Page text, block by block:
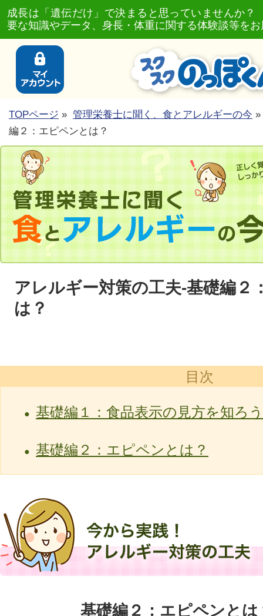
成長は「遺伝だけ」で決まると思っていませんか
要な知識やデータ、身長・体重に関する体験談等を
TOPページ » 管理栄養士に聞く、食とアレルギーの今 »
編２：エピペンとは？
アレルギー対策の工夫-基礎編２
は？
目次
基礎編１：食品表示の見方を知ろ
基礎編２：エピペンとは？
基礎編２：エピペンとは